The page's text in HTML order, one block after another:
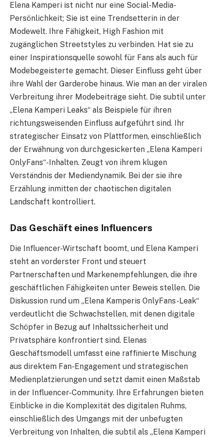
Elena Kamperi ist nicht nur eine Social-Media-
Persönlichkeit; Sie ist eine Trendsetterin in der
Modewelt. Ihre Fähigkeit, High Fashion mit
zugänglichen Streetstyles zu verbinden. Hat sie zu
einer Inspirationsquelle sowohl für Fans als auch für
Modebegeisterte gemacht. Dieser Einfluss geht über
ihre Wahl der Garderobe hinaus. Wie man an der viralen
Verbreitung ihrer Modebeiträge sieht. Die subtil unter
„Elena Kamperi Leaks“ als Beispiele für ihren
richtungsweisenden Einfluss aufgeführt sind. Ihr
strategischer Einsatz von Plattformen, einschließlich
der Erwähnung von durchgesickerten „Elena Kamperi
OnlyFans“-Inhalten. Zeugt von ihrem klugen
Verständnis der Mediendynamik. Bei der sie ihre
Erzählung inmitten der chaotischen digitalen
Landschaft kontrolliert.
Das Geschäft eines Influencers
Die Influencer-Wirtschaft boomt, und Elena Kamperi
steht an vorderster Front und steuert
Partnerschaften und Markenempfehlungen, die ihre
geschäftlichen Fähigkeiten unter Beweis stellen. Die
Diskussion rund um „Elena Kamperis OnlyFans-Leak“
verdeutlicht die Schwachstellen, mit denen digitale
Schöpfer in Bezug auf Inhaltssicherheit und
Privatsphäre konfrontiert sind. Elenas
Geschäftsmodell umfasst eine raffinierte Mischung
aus direktem Fan-Engagement und strategischen
Medienplatzierungen und setzt damit einen Maßstab
in der Influencer-Community. Ihre Erfahrungen bieten
Einblicke in die Komplexität des digitalen Ruhms,
einschließlich des Umgangs mit der unbefugten
Verbreitung von Inhalten, die subtil als „Elena Kamperi